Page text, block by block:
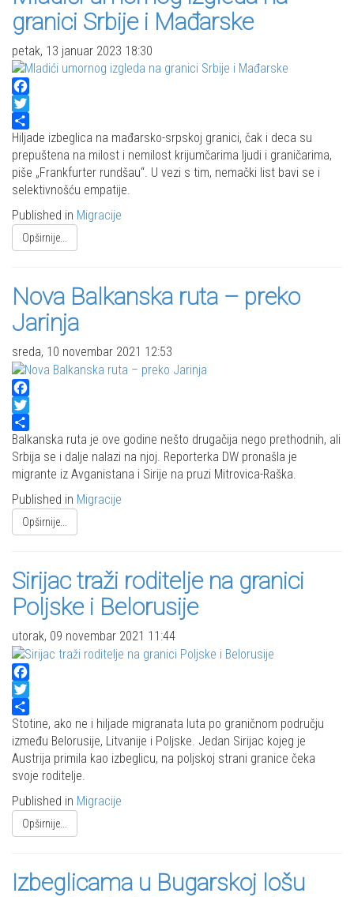
granici Srbije i Mađarske
petak, 13 januar 2023 18:30
Facebook
Twitter
Share
Hiljade izbeglica na mađarsko-srpskoj granici, čak i deca su
prepuštena na milost i nemilost krijumčarima ljudi i graničarima,
piše „Frankfurter rundšau“. U vezi s tim, nemački list bavi se i
selektivnošću empatije.
Published in Migracije
Opširnije...
Nova Balkanska ruta – preko
Jarinja
sreda, 10 novembar 2021 12:53
Facebook
Twitter
Share
Balkanska ruta je ove godine nešto drugačija nego prethodnih, ali
Srbija se i dalje nalazi na njoj. Reporterka DW pronašla je
migrante iz Avganistana i Sirije na pruzi Mitrovica-Raška.
Published in Migracije
Opširnije...
Sirijac traži roditelje na granici
Poljske i Belorusije
utorak, 09 novembar 2021 11:44
Facebook
Twitter
Share
Stotine, ako ne i hiljade migranata luta po graničnom području
između Belorusije, Litvanije i Poljske. Jedan Sirijac kojeg je
Austrija primila kao izbeglicu, na poljskoj strani granice čeka
svoje roditelje.
Published in Migracije
Opširnije...
Izbeglicama u Bugarskoj lošu